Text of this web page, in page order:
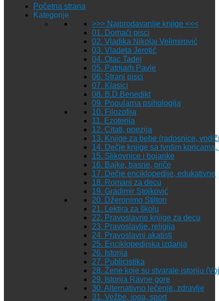
Početna strana
Kategorije
>>> Najprodavanije knjige <<<
01. Domaći pisci
02. Vladika Nikolaj Velimirović
03. Vladeta Jerotić
04. Otac Tadej
05. Patrijarh Pavle
06. Strani pisci
07. Klasici
08. B.D.Benedikt
09. Popularna psihologija
10. Filozofija
11. Ezoterija
12. Citati, poezija
13. Knjige za bebe (radosnice,
14. Dečje knjige sa tvrdim
15. Slikovnice i bojanke
16. Bajke, basne, priče
17. Dečje enciklopedije, edukativne
18. Romani za decu
19. Gradimir Stojković
20. Džeronimo Stilton
21. Lektira za školu
22. Pravoslavne knjige za decu
23. Pravoslavlje, religija
24. Pravoslavni akatisti
25. Enciklopedijska izdanja
26. Istorija
27. Publicistika
28. Žene koje su stvarale istoriju
29. Istorija Ravne gore
30. Alternativno lečenje, zdravlje
31. Vežbe, joga, sport